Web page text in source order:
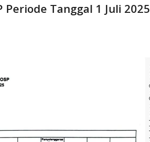
Periode Tanggal 1 Juli 2025